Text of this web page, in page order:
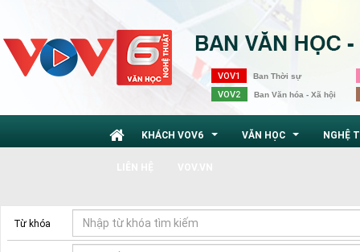
VOV1 Ban Thời sự
VOV2 Ban Văn hóa - Xã hội
KHÁCH VOV6 VĂN HỌC NGHỆ
Từ khóa